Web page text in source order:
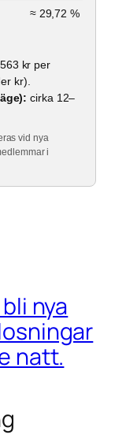
≈ 29,72 %
kr per
kr).
cirka 12–
vid nya
i
nya
natt.